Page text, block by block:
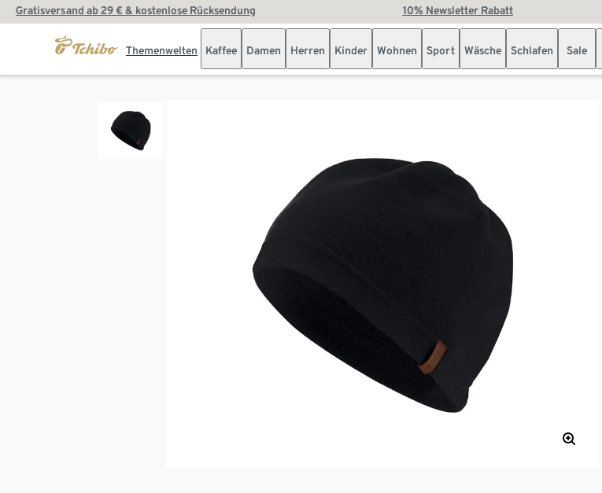
Gratisversand ab 29 € & kostenlose Rücksendung 10% Newsletter Rabatt
Themenwelten Kaffee Damen Herren Kinder Wohnen Sport Wäsche Schlafen Sale